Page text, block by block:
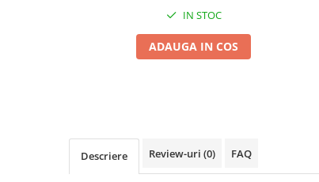
IN STOC
ADAUGA IN COS
Descriere Review-uri (0) FAQ